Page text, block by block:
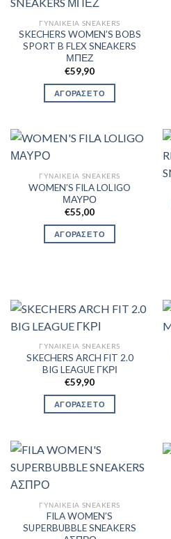
ΓΥΝΑΙΚΕΊΑ SNEAKERS
SKECHERS WOMEN’S BOBS
SPORT B FLEX SNEAKERS
ΜΠΕΖ
€59,90
ΑΓΟΡΑΣΕ ΤΟ
ΓΥΝΑΙΚΕΊΑ SNEAKERS
WOMEN’S FILA LOLIGO
ΜΑΥΡΟ
€55,00
ΑΓΟΡΑΣΕ ΤΟ
ΓΥΝΑΙΚΕΊΑ SNEAKERS
SKECHERS ARCH FIT 2.0
BIG LEAGUE ΓΚΡΙ
€59,90
ΑΓΟΡΑΣΕ ΤΟ
ΓΥΝΑΙΚΕΊΑ SNEAKERS
FILA WOMEN’S
SUPERBUBBLE SNEAKERS